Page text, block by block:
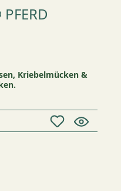
Kriebelmücken &